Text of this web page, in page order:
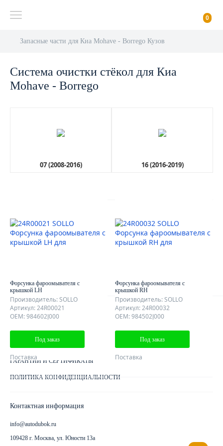
0
Запасные части для Киа Mohave - Borrego Кузов
Система очистки стёкол для Киа
Mohave - Borrego
07 (2008-2016) 16 (2016-2019)
Форсунка фароомывателя с
крышкой LH
Производитель: SOLLO
Артикул: 24R00021
OEM: 984602J000
Под заказ
Поставка
Форсунка фароомывателя с
крышкой RH
Производитель: SOLLO
Артикул: 24R00032
OEM: 984502J000
Под заказ
Поставка
О КОМПАНИИ
ОТЗЫВЫ КЛИЕНТОВ
КАРТА САЙТА
Клиентам
КАК ОПЛАТИТЬ ЗАКАЗ
ГАРАНТИИ И СЕРТИФИКАТЫ
ПОЛИТИКА КОНФИДЕНЦИАЛЬНОСТИ
Контактная информация
info@autodubok.ru
109428 г. Москва, ул. Юности 13а